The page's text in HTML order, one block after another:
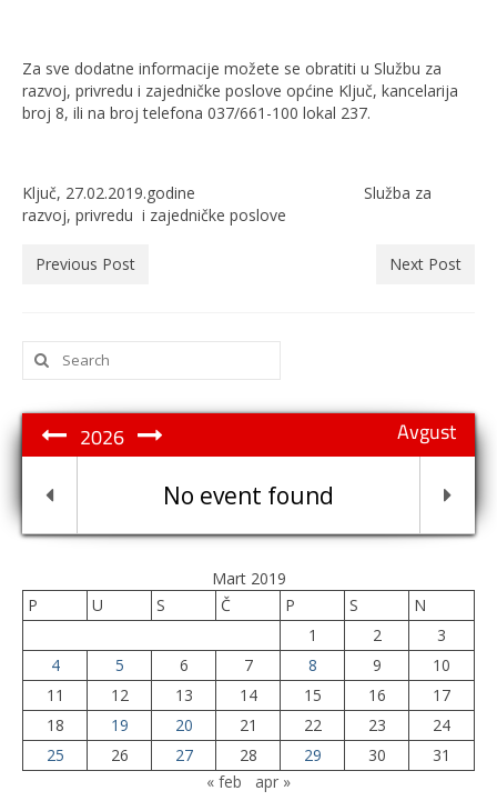
Za sve dodatne informacije možete se obratiti u Službu za
razvoj, privredu i zajedničke poslove općine Ključ, kancelarija
broj 8, ili na broj telefona 037/661-100 lokal 237.
Ključ, 27.02.2019.godine Služba za
razvoj, privredu i zajedničke poslove
Previous Post Next Post
Search
for:
Avgust
2026
No event found
Mart 2019
P
U S Č P S
N
1
2
3
4
5 6 7 8 9
10
11
12 13 14 15 16
17
18
19 20 21 22 23
24
25
26 27 28 29 30
31
« feb
apr »